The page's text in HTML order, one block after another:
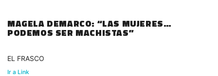
MAGELA DEMARCO: “LAS MUJERES
PODEMOS SER MACHISTAS”
EL FRASCO
Ir a Link